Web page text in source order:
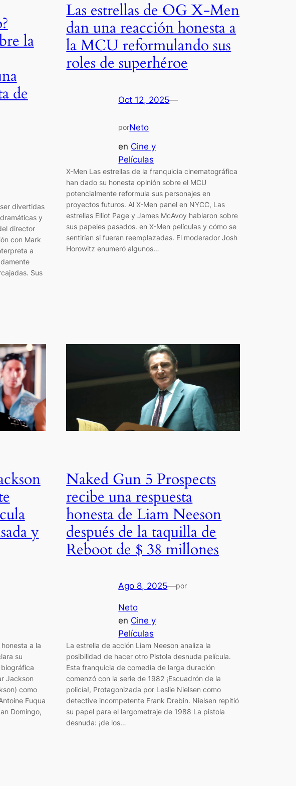
la
de
divertidas
y
director
con Mark
a
Sus
Las estrellas de OG X-Men
dan una reacción honesta a
la MCU reformulando sus
roles de superhéroe
Oct 12, 2025—
porNeto
en Cine y
Películas
X-Men Las estrellas de la franquicia cinematográfica
han dado su honesta opinión sobre el MCU
potencialmente reformula sus personajes en
proyectos futuros. Al X-Men panel en NYCC, Las
estrellas Elliot Page y James McAvoy hablaron sobre
sus papeles pasados. en X-Men películas y cómo se
sentirían si fueran reemplazadas. El moderador Josh
Horowitz enumeró algunos…
y
a la
su
Jackson
como
Fuqua
Domingo,
Naked Gun 5 Prospects
recibe una respuesta
honesta de Liam Neeson
después de la taquilla de
Reboot de $ 38 millones
Ago 8, 2025—por
Neto
en Cine y
Películas
La estrella de acción Liam Neeson analiza la
posibilidad de hacer otro Pistola desnuda película.
Esta franquicia de comedia de larga duración
comenzó con la serie de 1982 ¡Escuadrón de la
policía!, Protagonizada por Leslie Nielsen como
detective incompetente Frank Drebin. Nielsen repitió
su papel para el largometraje de 1988 La pistola
desnuda: ¡de los…